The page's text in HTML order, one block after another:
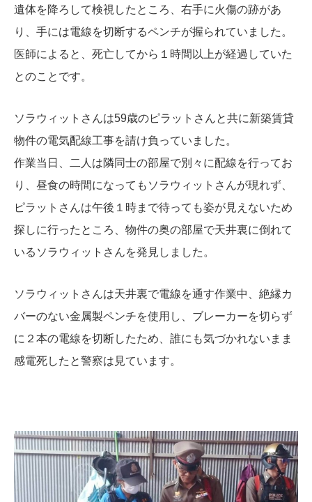
遺体を降ろして検視したところ、右手に火傷の跡があ
り、手には電線を切断するペンチが握られていました。
医師によると、死亡してから１時間以上が経過していた
とのことです。
ソラウィットさんは59歳のピラットさんと共に新築賃貸
物件の電気配線工事を請け負っていました。
作業当日、二人は隣同士の部屋で別々に配線を行ってお
り、昼食の時間になってもソラウィットさんが現れず、
ピラットさんは午後１時まで待っても姿が見えないため
探しに行ったところ、物件の奥の部屋で天井裏に倒れて
いるソラウィットさんを発見しました。
ソラウィットさんは天井裏で電線を通す作業中、絶縁カ
バーのない金属製ペンチを使用し、ブレーカーを切らず
に２本の電線を切断したため、誰にも気づかれないまま
感電死したと警察は見ています。